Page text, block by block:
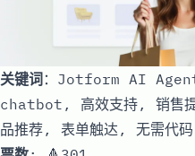
关键词：Jotform AI
chatbot, 高效支持, 销售
品推荐, 表单触达, 无需代码